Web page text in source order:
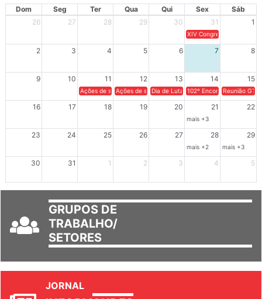
Dom Seg Ter Qua Qui Sex
Sáb
26
27 28 29 30 31 1
XIV Congresso Brasileiro
2 3 4 5 6 7 8
9 10 11 12 13 14 15
Ações de solidariedade a Cuba no Rio Grande do Sul - 100
Ações de solidariedade a Cuba no Rio Grande do
Dia de Luta em Defesa de Cuba e da
102º Encontro da
Reunião
16 17 18 19 20 21 22
mais +3
23 24 25 26 27 28 29
mais +2 mais +3
30 31 1 2 3 4 5
GRUPOS DE
TRABALHO/
SETORES
JORNAL